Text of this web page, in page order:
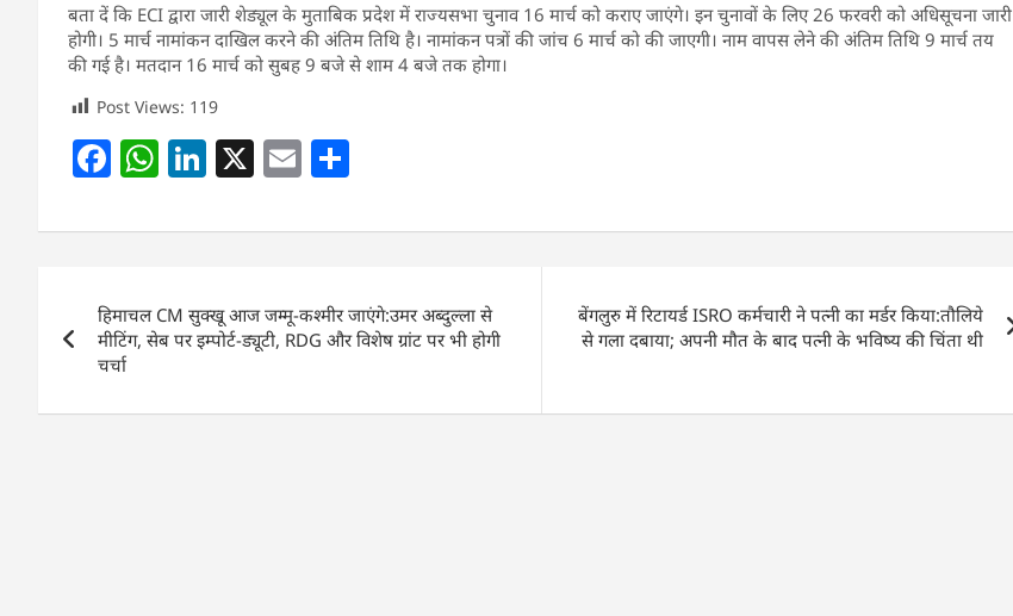
बता दें कि ECI द्वारा जारी शेड्यूल के मुताबिक प्रदेश में राज्यसभा चुनाव 16 मार्च को कराए जाएंगे। इन चुनावों के लिए 26 फरवरी को अधिसूचना जारी
होगी। 5 मार्च नामांकन दाखिल करने की अंतिम तिथि है। नामांकन पत्रों की जांच 6 मार्च को की जाएगी। नाम वापस लेने की अंतिम तिथि 9 मार्च तय
की गई है। मतदान 16 मार्च को सुबह 9 बजे से शाम 4 बजे तक होगा।
Post Views: 119
F
c
b
o
o
k
W
at
A
p
Li
k
dI
n
X E
ai ar
navigation
हिमाचल CM सुक्खू आज जम्मू-कश्मीर जाएंगे:उमर अब्दुल्ला से
मीटिंग, सेब पर इम्पोर्ट-ड्यूटी, RDG और विशेष ग्रांट पर भी होगी
चर्चा
बेंगलुरु में रिटायर्ड ISRO कर्मचारी ने पत्नी का मर्डर किया:तौलिये
से गला दबाया; अपनी मौत के बाद पत्नी के भविष्य की चिंता थी